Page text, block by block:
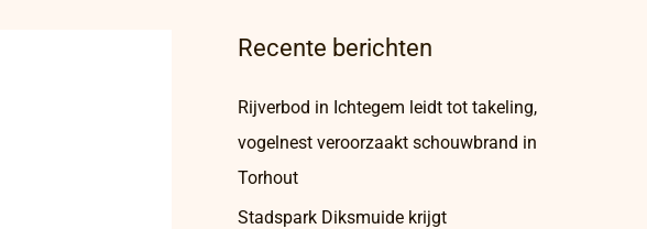
Recente berichten
Rijverbod in Ichtegem leidt tot takeling,
vogelnest veroorzaakt schouwbrand in
Torhout
Stadspark Diksmuide krijgt